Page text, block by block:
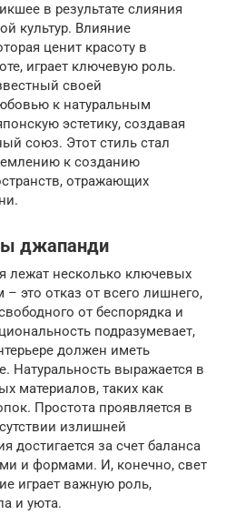
в результате слияния
культур. Влияние
ценит красоту в
играет ключевую роль.
своей
к натуральным
эстетику, создавая
союз. Этот стиль стал
к созданию
отражающих
джапанди
лежат несколько ключевых
это отказ от всего лишнего,
от беспорядка и
подразумевает,
должен иметь
Натуральность выражается в
материалов, таких как
Простота проявляется в
излишней
достигается за счет баланса
и формами. И, конечно, свет
играет важную роль,
и уюта.